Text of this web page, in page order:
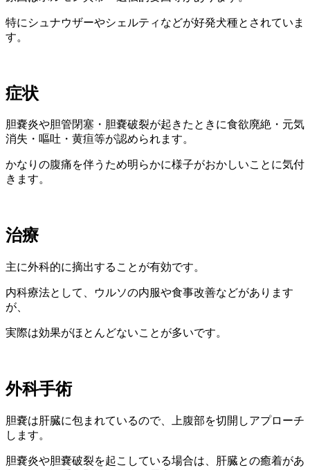
特にシュナウザーやシェルティなどが好発犬種とされていま
す。
症状
胆嚢炎や胆管閉塞・胆嚢破裂が起きたときに食欲廃絶・元気
消失・嘔吐・黄疸等が認められます。
かなりの腹痛を伴うため明らかに様子がおかしいことに気付
きます。
治療
主に外科的に摘出することが有効です。
内科療法として、ウルソの内服や食事改善などがあります
が、
実際は効果がほとんどないことが多いです。
外科手術
胆嚢は肝臓に包まれているので、上腹部を切開しアプローチ
します。
胆嚢炎や胆嚢破裂を起こしている場合は、肝臓との癒着があ